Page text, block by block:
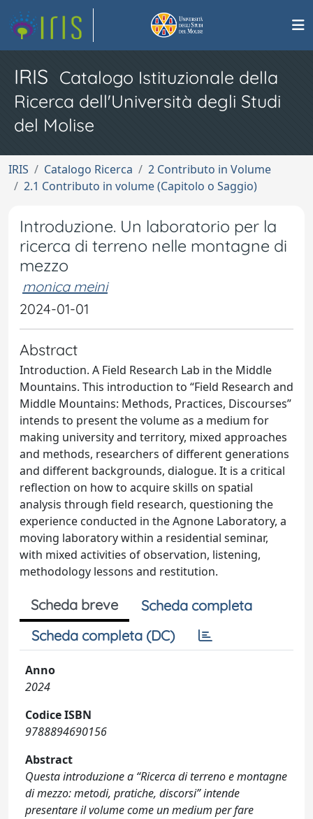
IRIS Catalogo Istituzionale della
Ricerca dell'Università degli Studi
del Molise
IRIS Catalogo Ricerca
2 Contributo in Volume
2.1 Contributo in volume (Capitolo o Saggio)
Introduzione. Un laboratorio per la
ricerca di terreno nelle montagne di
mezzo
monica meini
2024-01-01
Abstract
Introduction. A Field Research Lab in the Middle
Mountains. This introduction to “Field Research and
Middle Mountains: Methods, Practices, Discourses”
intends to present the volume as a medium for
making university and territory, mixed approaches
and methods, researchers of different generations
and different backgrounds, dialogue. It is a critical
reflection on how to acquire skills on spatial
analysis through field research, questioning the
experience conducted in the Agnone Laboratory, a
moving laboratory within a residential seminar,
with mixed activities of observation, listening,
methodology lessons and restitution.
Scheda breve
Scheda completa
Scheda completa (DC)
Anno
2024
Codice ISBN
9788894690156
Abstract
Questa introduzione a “Ricerca di terreno e montagne
di mezzo: metodi, pratiche, discorsi” intende
presentare il volume come un medium per fare